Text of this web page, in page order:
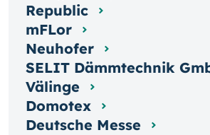
Republic
mFLor
Neuhofer
SELIT Dämmtechnik
Välinge
Domotex
Deutsche Messe